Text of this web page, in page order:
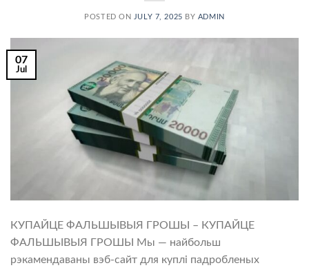
POSTED ON JULY 7, 2025 BY ADMIN
07
Jul
КУПАЙЦЕ ФАЛЬШЫВЫЯ ГРОШЫ – КУПАЙЦЕ
ФАЛЬШЫВЫЯ ГРОШЫ Мы — найбольш
рэкамендаваны вэб-сайт для куплі падробленых